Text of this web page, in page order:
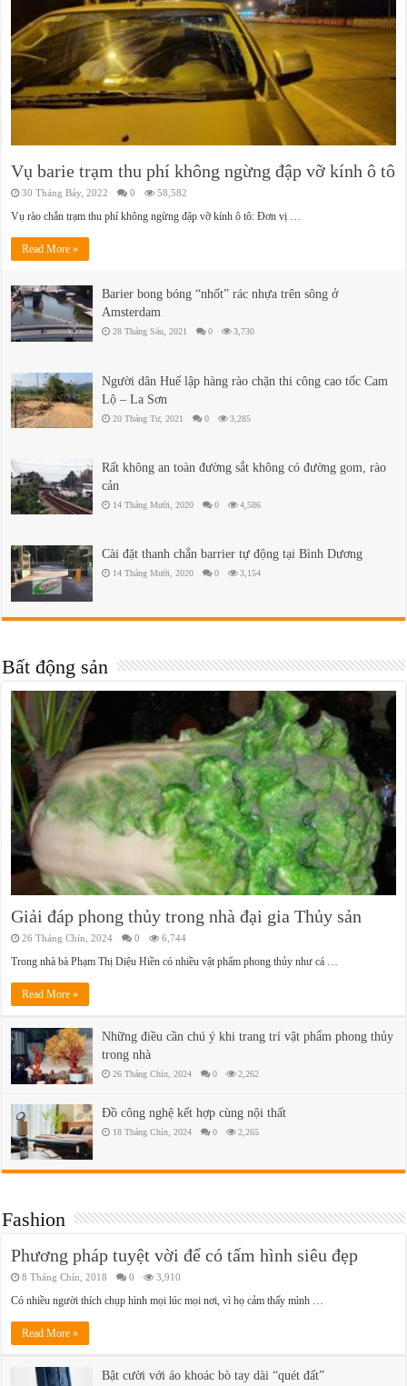
Vụ barie trạm thu phí không ngừng đập vỡ kính ô tô
30 Tháng Bảy, 2022 0 58,582
Vụ rào chắn trạm thu phí không ngừng đập vỡ kính ô tô: Đơn vị …
Read More »
Barier bong bóng “nhốt” rác nhựa trên sông ở
Amsterdam
28 Tháng Sáu, 2021 0 3,730
Người dân Huế lập hàng rào chặn thi công cao tốc Cam
Lộ – La Sơn
20 Tháng Tư, 2021 0 3,285
Rất không an toàn đường sắt không có đường gom, rào
cản
14 Tháng Mười, 2020 0 4,586
Cài đặt thanh chắn barrier tự động tại Bình Dương
14 Tháng Mười, 2020 0 3,154
Bất động sản
Giải đáp phong thủy trong nhà đại gia Thủy sản
26 Tháng Chín, 2024 0 6,744
Trong nhà bà Phạm Thị Diệu Hiền có nhiều vật phẩm phong thủy như cá …
Read More »
Những điều cần chú ý khi trang trí vật phẩm phong thủy
trong nhà
26 Tháng Chín, 2024 0 2,262
Đồ công nghệ kết hợp cùng nội thất
18 Tháng Chín, 2024 0 2,265
Fashion
Phương pháp tuyệt vời để có tấm hình siêu đẹp
8 Tháng Chín, 2018 0 3,910
Có nhiều người thích chụp hình mọi lúc mọi nơi, vì họ cảm thấy mình …
Read More »
Bật cười với áo khoác bò tay dài “quét đất”